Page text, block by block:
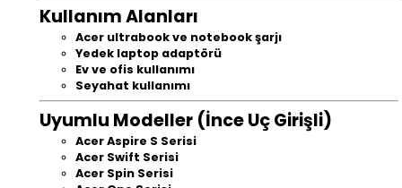
Kullanım Alanları
Acer ultrabook ve notebook şarjı
Yedek laptop adaptörü
Ev ve ofis kullanımı
Seyahat kullanımı
Uyumlu Modeller (İnce Uç Girişli)
Acer Aspire S Serisi
Acer Swift Serisi
Acer Spin Serisi